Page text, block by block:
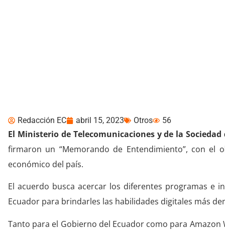
Redacción EC abril 15, 2023 Otros 56
El Ministerio de Telecomunicaciones y de la
firmaron un “Memorando de Entendimiento”, con
económico del país.
El acuerdo busca acercar los diferentes programas e
Ecuador para brindarles las habilidades digitales más
Tanto para el Gobierno del Ecuador como para Amazon